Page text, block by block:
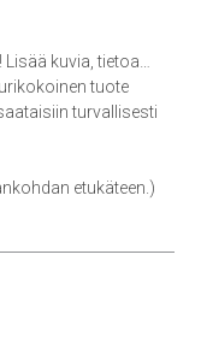
kuvia, tietoa…
tuote
turvallisesti
etukäteen.)